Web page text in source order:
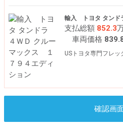
支払総額 852.3
車両価格
USトヨタ専門フレ
確認画